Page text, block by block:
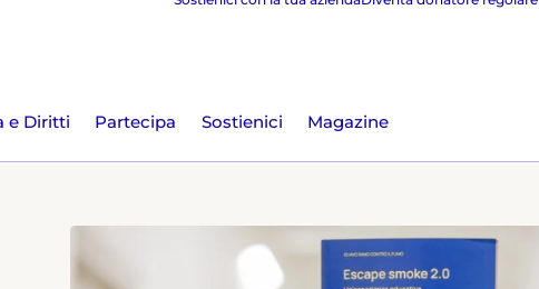
e Diritti Partecipa Sostienici Magazine